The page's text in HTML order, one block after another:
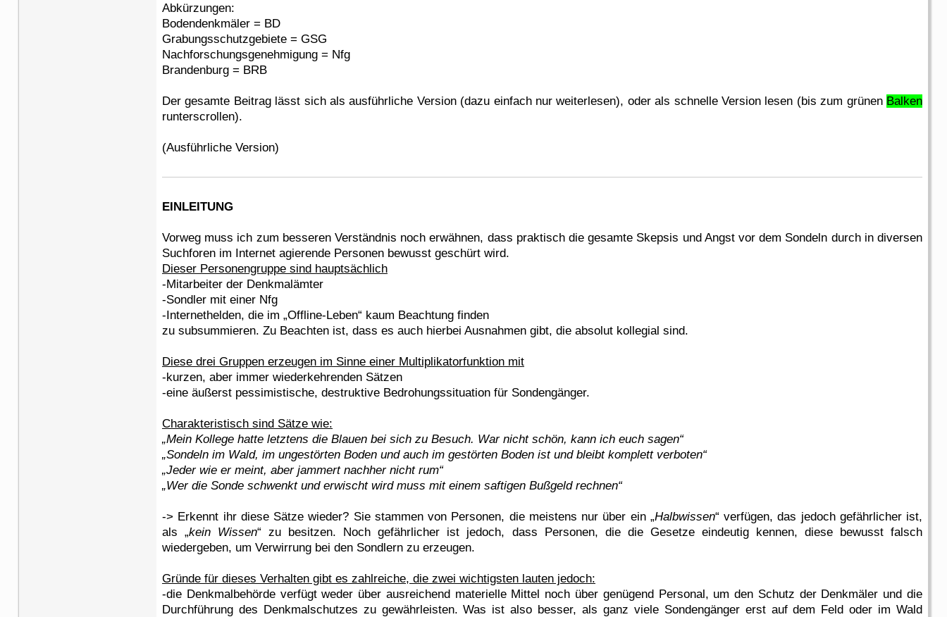
Abkürzungen:
Bodendenkmäler = BD
Grabungsschutzgebiete = GSG
Nachforschungsgenehmigung = Nfg
Brandenburg = BRB
Der gesamte Beitrag lässt sich als ausführliche Version (dazu einfach nur weiterlesen), oder als schnelle Version lesen (bis zum grünen Balken
runterscrollen).
(Ausführliche Version)
EINLEITUNG
Vorweg muss ich zum besseren Verständnis noch erwähnen, dass praktisch die gesamte Skepsis und Angst vor dem Sondeln durch in diversen
Suchforen im Internet agierende Personen bewusst geschürt wird.
Dieser Personengruppe sind hauptsächlich
-Mitarbeiter der Denkmalämter
-Sondler mit einer Nfg
-Internethelden, die im „Offline-Leben“ kaum Beachtung finden
zu subsummieren. Zu Beachten ist, dass es auch hierbei Ausnahmen gibt, die absolut kollegial sind.
Diese drei Gruppen erzeugen im Sinne einer Multiplikatorfunktion mit
-kurzen, aber immer wiederkehrenden Sätzen
-eine äußerst pessimistische, destruktive Bedrohungssituation für Sondengänger.
Charakteristisch sind Sätze wie:
„Mein Kollege hatte letztens die Blauen bei sich zu Besuch. War nicht schön, kann ich euch sagen“
„Sondeln im Wald, im ungestörten Boden und auch im gestörten Boden ist und bleibt komplett verboten“
„Jeder wie er meint, aber jammert nachher nicht rum“
„Wer die Sonde schwenkt und erwischt wird muss mit einem saftigen Bußgeld rechnen“
-> Erkennt ihr diese Sätze wieder? Sie stammen von Personen, die meistens nur über ein „Halbwissen“ verfügen, das jedoch gefährlicher ist,
als „kein Wissen“ zu besitzen. Noch gefährlicher ist jedoch, dass Personen, die die Gesetze eindeutig kennen, diese bewusst falsch
wiedergeben, um Verwirrung bei den Sondlern zu erzeugen.
Gründe für dieses Verhalten gibt es zahlreiche, die zwei wichtigsten lauten jedoch:
-die Denkmalbehörde verfügt weder über ausreichend materielle Mittel noch über genügend Personal, um den Schutz der Denkmäler und die
Durchführung des Denkmalschutzes zu gewährleisten. Was ist also besser, als ganz viele Sondengänger erst auf dem Feld oder im Wald